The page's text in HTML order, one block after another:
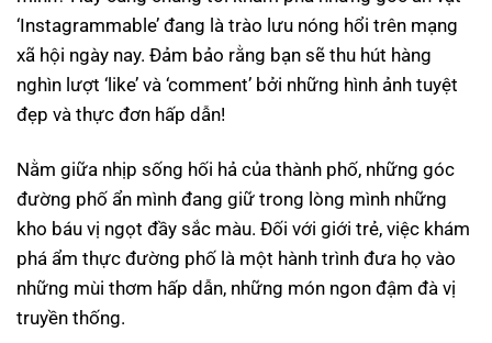
‘Instagrammable’ đang là trào lưu nóng hổi trên mạng
xã hội ngày nay. Đảm bảo rằng bạn sẽ thu hút hàng
nghìn lượt ‘like’ và ‘comment’ bởi những hình ảnh tuyệt
đẹp và thực đơn hấp dẫn!
Nằm giữa nhịp sống hối hả của thành phố, những góc
đường phố ẩn mình đang giữ trong lòng mình những
kho báu vị ngọt đầy sắc màu. Đối với giới trẻ, việc khám
phá ẩm thực đường phố là một hành trình đưa họ vào
những mùi thơm hấp dẫn, những món ngon đậm đà vị
truyền thống.